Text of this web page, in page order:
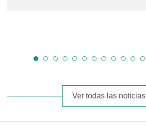
Ver todas las noticias